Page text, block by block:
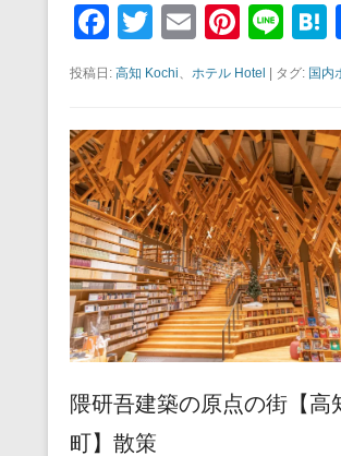
F
a
c
e
b
o
o
k
T
er
E
ail
Pi
er
e
st
Li
e
at
e
投稿日: 高知 Kochi、 ホテル Hotel | タグ: 国内
隈研吾建築の原点の街【高
町】散策